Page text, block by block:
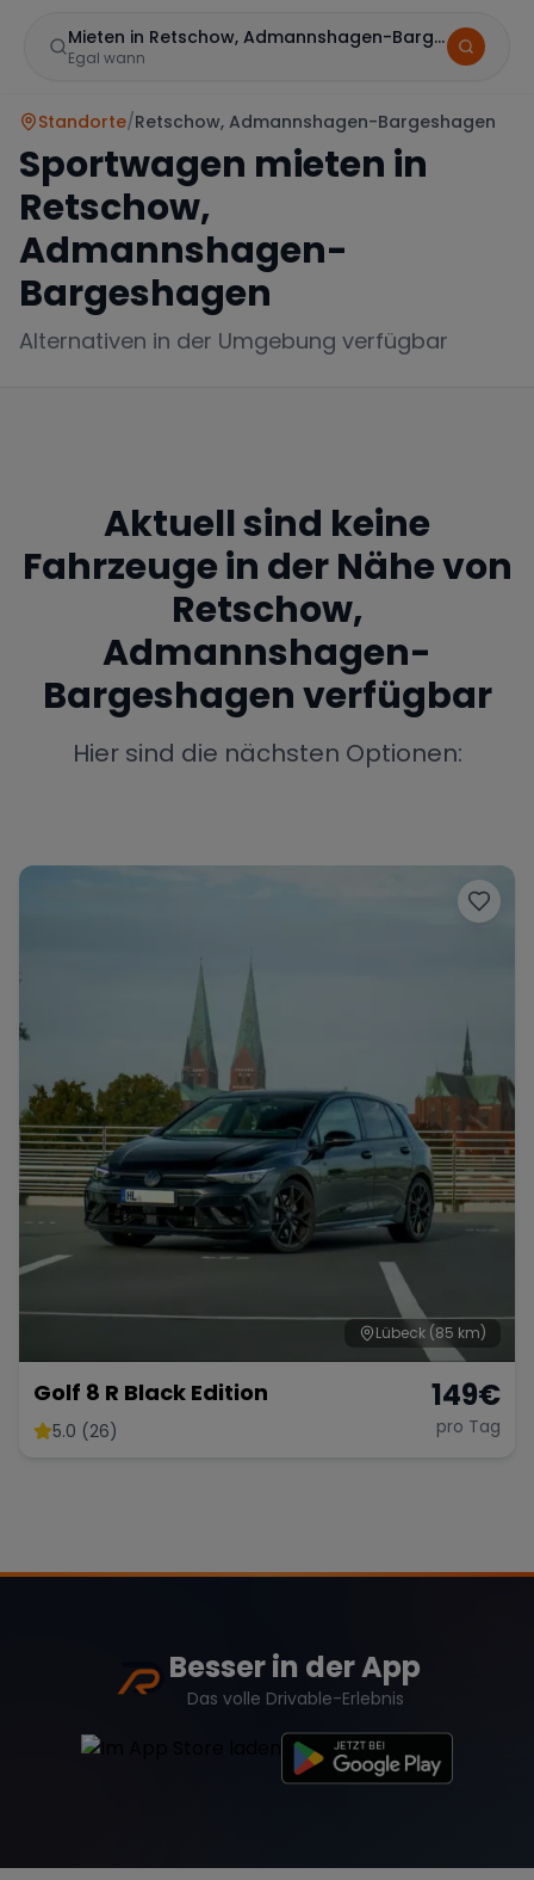
Mieten in Retschow, Admannshagen-Bargeshagen
Egal wann
Marke
Porsche Lamborghini Ferrari
McLaren Ford Jaguar
Lotus
Range Rover Corvette
Zeitraum wählen
Standorte/Retschow, Admannshagen-Bargeshagen
Sportwagen mieten in
Retschow,
Admannshagen-
Bargeshagen
Alternativen in der Umgebung verfügbar
Aktuell sind keine
Fahrzeuge in der Nähe von
Retschow,
Admannshagen-
Bargeshagenverfügbar
Hier sind die nächsten Optionen:
Lübeck (85 km)
Golf 8 R Black Edition
5.0 (26)
149€
pro Tag
Besser in der App
Das volle Drivable-Erlebnis